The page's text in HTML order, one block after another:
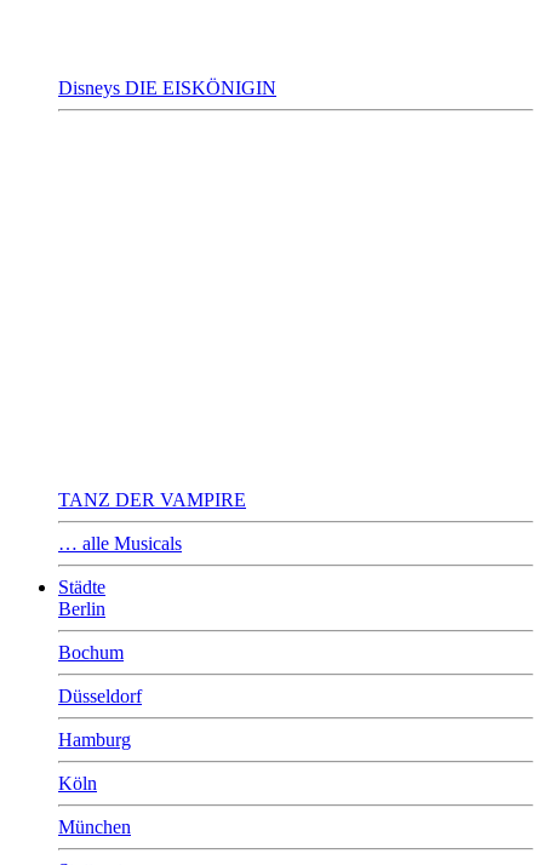
Disneys DIE EISKÖNIGIN
TANZ DER VAMPIRE
… alle Musicals
Städte
Berlin
Bochum
Düsseldorf
Hamburg
Köln
München